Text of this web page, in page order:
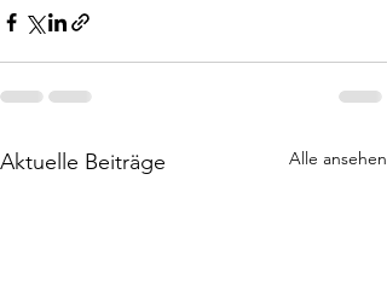
Aktuelle Beiträge Alle ansehen